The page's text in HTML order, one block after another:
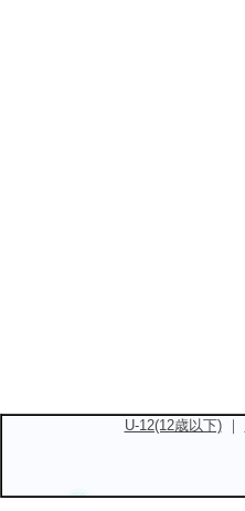
U-12(12歳以下)｜